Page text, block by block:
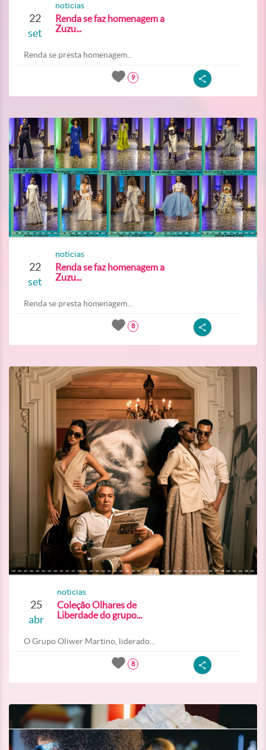
22
set
noticias
Renda se faz homenagem a
Zuzu...
Renda se presta homenagem...
9
22
set
noticias
Renda se faz homenagem a
Zuzu...
Renda se presta homenagem...
8
25
abr
noticias
Coleção Olhares de
Liberdade do grupo...
O Grupo Oliwer Martino, liderado...
8